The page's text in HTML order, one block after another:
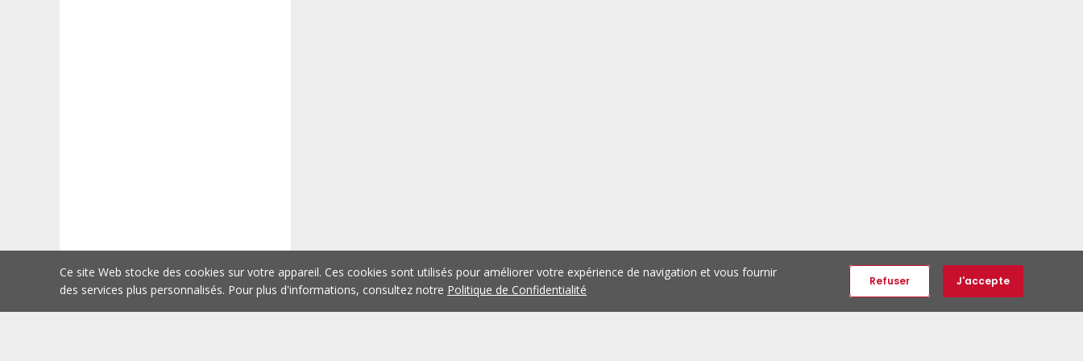
Ce site Web stocke des cookies sur votre appareil. Ces cookies sont utilisés pour améliorer votre expérience de navigation et vous fournir
des services plus personnalisés. Pour plus d'informations, consultez notre Politique de Confidentialité
Refuser J'accepte